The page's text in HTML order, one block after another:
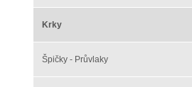
Krky
Špičky - Průvlaky